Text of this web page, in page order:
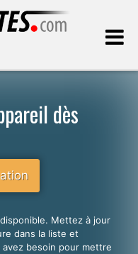
dès
Mettez à jour
dans la liste et
besoin pour mettre